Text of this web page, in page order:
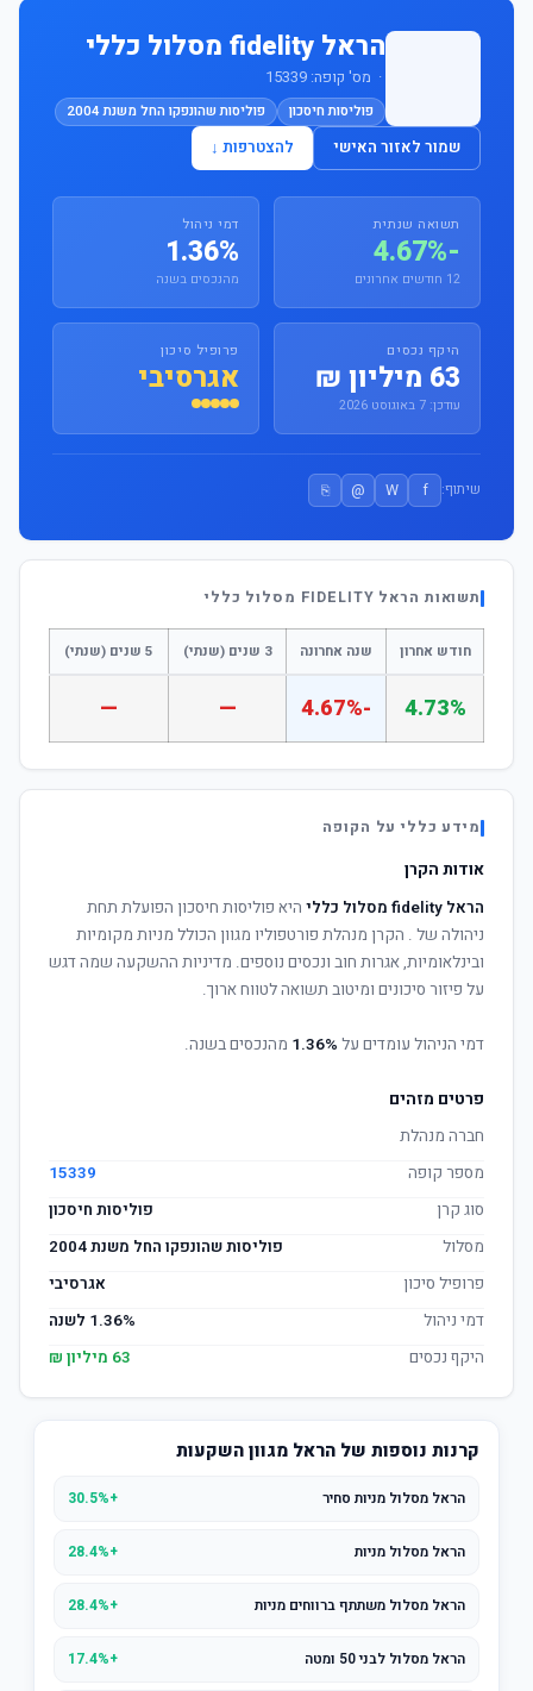
הראל fidelity מסלול כללי
· מס' קופה: 15339
פוליסות חיסכון פוליסות שהונפקו החל משנת 2004
שמור לאזור האישי להצטרפות ↓
תשואה שנתית
-4.67%
12 חודשים אחרונים
דמי ניהול
1.36%
מהנכסים בשנה
היקף נכסים
63 מיליון ₪
עודכן: 7 באוגוסט 2026
פרופיל סיכון
אגרסיבי
שיתוף: f
W
@
⎘
תשואות הראל FIDELITY מסלול כללי
חודש אחרון שנה אחרונה 3 שנים (שנתי) 5 שנים (שנתי)
4.73%
-4.67%
—
—
מידע כללי על הקופה
אודות הקרן
הראל fidelity מסלול כללי
היא פוליסות חיסכון הפועלת תחת
ניהולה של . הקרן מנהלת פורטפוליו מגוון הכולל מניות מקומיות
ובינלאומיות, אגרות חוב ונכסים נוספים. מדיניות ההשקעה שמה דגש
על פיזור סיכונים ומיטוב תשואה לטווח ארוך.
דמי הניהול עומדים על 1.36% מהנכסים בשנה.
פרטים מזהים
חברה מנהלת
מספר קופה
15339
סוג קרן
פוליסות חיסכון
מסלול
פוליסות שהונפקו החל משנת 2004
פרופיל סיכון
אגרסיבי
דמי ניהול
1.36% לשנה
היקף נכסים
63 מיליון ₪
קרנות נוספות של הראל מגוון השקעות
הראל מסלול מניות סחיר +30.5%
הראל מסלול מניות +28.4%
הראל מסלול משתתף ברווחים מניות +28.4%
הראל מסלול לבני 50 ומטה +17.4%